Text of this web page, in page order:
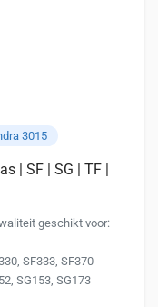
3015
| SF | SG | TF |
geschikt voor:
SF333, SF370
SG153, SG173